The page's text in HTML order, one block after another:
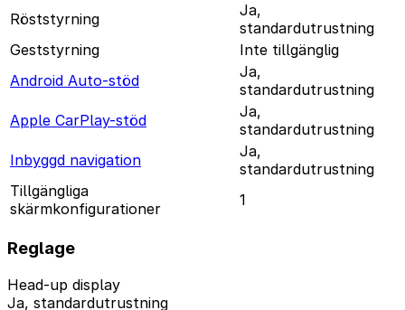
Röststyrning
Ja,
standardutrustning
Geststyrning
Inte tillgänglig
Android Auto-stöd
Ja,
standardutrustning
Apple CarPlay-stöd
Ja,
standardutrustning
Inbyggd navigation
Ja,
standardutrustning
Tillgängliga
skärmkonfigurationer
1
Reglage
Head-up display
Ja, standardutrustning